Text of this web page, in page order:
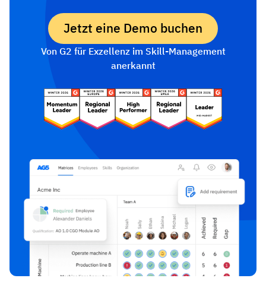
Jetzt eine Demo buchen
Von G2 für Exzellenz im Skill-Management
anerkannt